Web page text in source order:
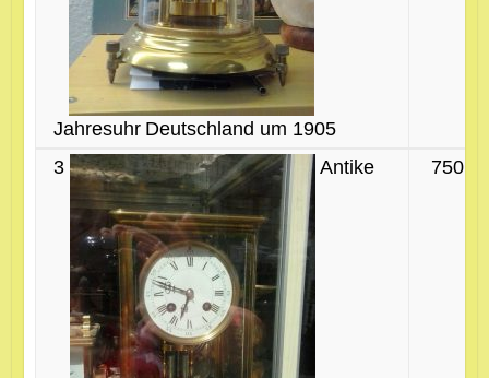
Jahresuhr Deutschland um 1905
3 Antike 750 €